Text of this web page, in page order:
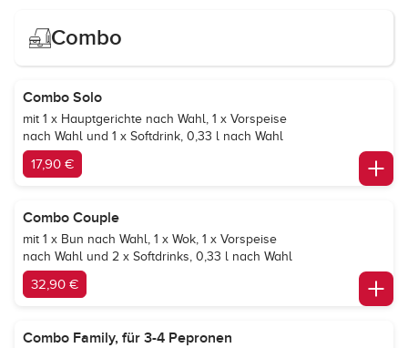
Combo
Combo Solo
mit 1 x Hauptgerichte nach Wahl, 1 x Vorspeise
nach Wahl und 1 x Softdrink, 0,33 l nach Wahl
17,90 €
Combo Couple
mit 1 x Bun nach Wahl, 1 x Wok, 1 x Vorspeise
nach Wahl und 2 x Softdrinks, 0,33 l nach Wahl
32,90 €
Combo Family, für 3-4 Pepronen